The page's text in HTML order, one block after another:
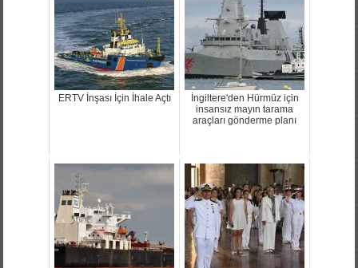
ERTV İnşası İçin İhale Açtı
İngiltere'den Hürmüz için
insansız mayın tarama
araçları gönderme planı